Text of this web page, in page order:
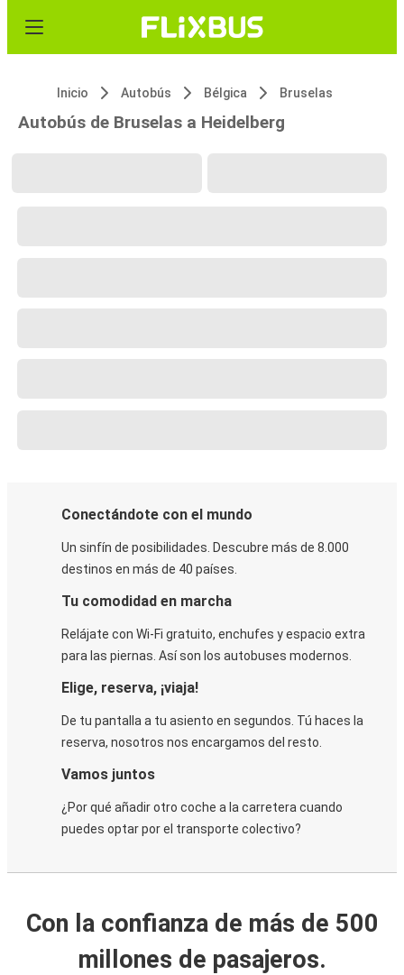
Inicio Autobús Bélgica Bruselas
Autobús de Bruselas a Heidelberg
Conectándote con el mundo
Un sinfín de posibilidades. Descubre más de 8.000
destinos en más de 40 países.
Tu comodidad en marcha
Relájate con Wi-Fi gratuito, enchufes y espacio extra
para las piernas. Así son los autobuses modernos.
Elige, reserva, ¡viaja!
De tu pantalla a tu asiento en segundos. Tú haces la
reserva, nosotros nos encargamos del resto.
Vamos juntos
¿Por qué añadir otro coche a la carretera cuando
puedes optar por el transporte colectivo?
Con la confianza de más de 500
millones de pasajeros.